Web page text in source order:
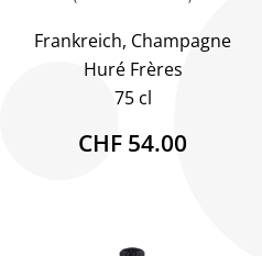
Frankreich, Champagne
Huré Frères
75 cl
CHF 54.00